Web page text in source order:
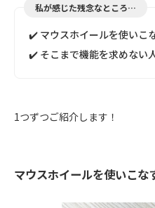
私が感じた残念なところ…
✔️ マウスホイールを使いこ
✔️ そこまで機能を求めない
1つずつご紹介します！
マウスホイールを使いこな